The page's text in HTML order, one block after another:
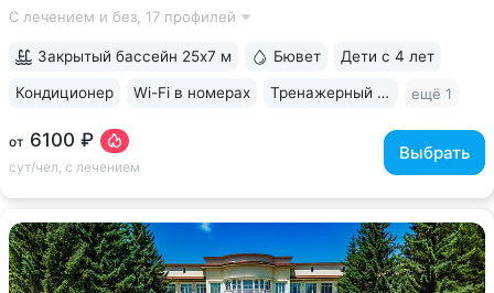
минеральной воды № 29. Воду этого источника можно
С лечением и без, 17 профилей
от 6100 ₽
сут/чел, с лечением
Выбрать
Закрытый бассейн 25х7 м Бювет Дети с 4 лет
Кондиционер Wi-Fi в номерах Тренажерный зал ещё 1